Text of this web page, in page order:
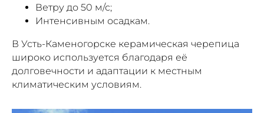
Ветру до 50 м/с;
Интенсивным осадкам.
В Усть-Каменогорске керамическая черепица
широко используется благодаря её
долговечности и адаптации к местным
климатическим условиям.